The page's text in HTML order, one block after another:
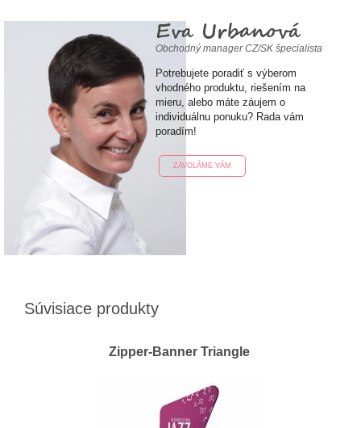
Eva Urbanová
Obchodný manager CZ/SK špecialista
Potrebujete poradiť s výberom
vhodného produktu, riešením na
mieru, alebo máte záujem o
individuálnu ponuku? Rada vám
poradím!
ZAVOLÁME VÁM
Súvisiace produkty
Zipper-Banner Triangle